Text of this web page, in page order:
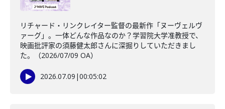
リチャード・リンクレイター監督の最新作「ヌーヴェルヴ
ァーグ」。一体どんな作品なのか？学習院大学准教授で、
映画批評家の須藤健太郎さんに深掘りしていただきまし
た。（2026/07/09 OA）
2026.07.09 |00:05:02